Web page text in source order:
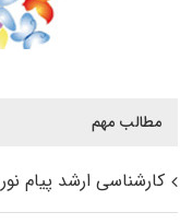
مطالب مهم
کارشناسی ارشد پیام نور